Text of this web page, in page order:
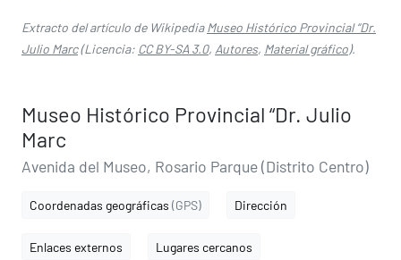
Extracto del artículo de WikipediaMuseo Histórico Provincial “Dr.
Julio Marc(Licencia: CC BY-SA 3.0, Autores, Material gráfico).
Museo Histórico Provincial “Dr. Julio
Marc
Avenida del Museo, Rosario Parque (Distrito Centro)
Coordenadas geográficas (GPS) Dirección
Enlaces externos Lugares cercanos